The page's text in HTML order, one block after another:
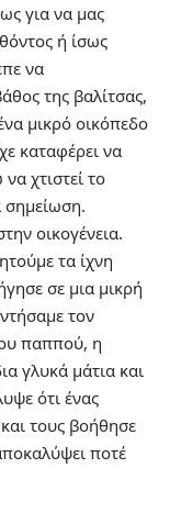
για να μας
ή ίσως
να
της βαλίτσας,
μικρό οικόπεδο
καταφέρει να
χτιστεί το
σημείωση.
οικογένεια.
τα ίχνη
σε μια μικρή
τον
παππού, η
γλυκά μάτια και
ότι ένας
τους βοήθησε
ποτέ